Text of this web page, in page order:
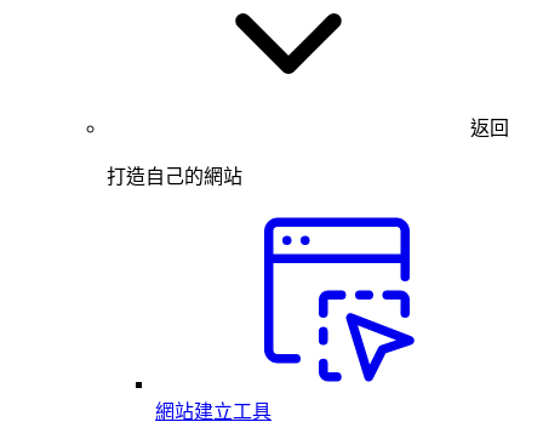
返回
打造自己的網站
網站建立工具